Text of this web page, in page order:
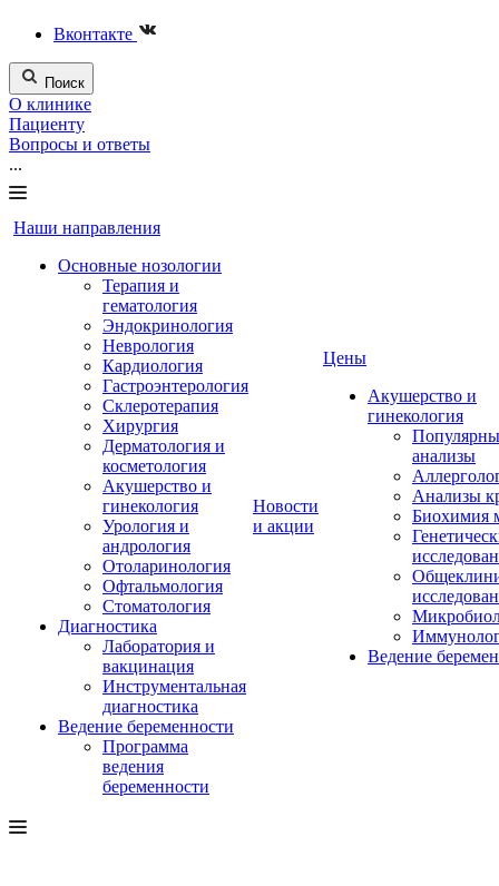
Вконтакте
Поиск
О клинике
Пациенту
Вопросы и ответы
...
Наши направления
Основные нозологии
Терапия и
гематология
Эндокринология
Неврология
Кардиология
Гастроэнтерология
Склеротерапия
Хирургия
Дерматология и
косметология
Акушерство и
гинекология
Урология и
андрология
Отоларинология
Офтальмология
Стоматология
Диагностика
Лаборатория и
вакцинация
Инструментальная
диагностика
Ведение беременности
Программа
ведения
беременности
Новости
и акции
Цены
Акушерство и
гинекология
анализы
Анализы
Биохимия
Ведение